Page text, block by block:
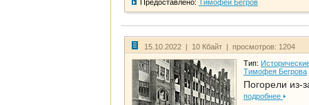
Предоставлено: Тимофей Бегров
15.10.2022 | 10 Кбайт | просмотров: 1204
Тип:
Тимофея Бегрова
Погорели из-
подробнее